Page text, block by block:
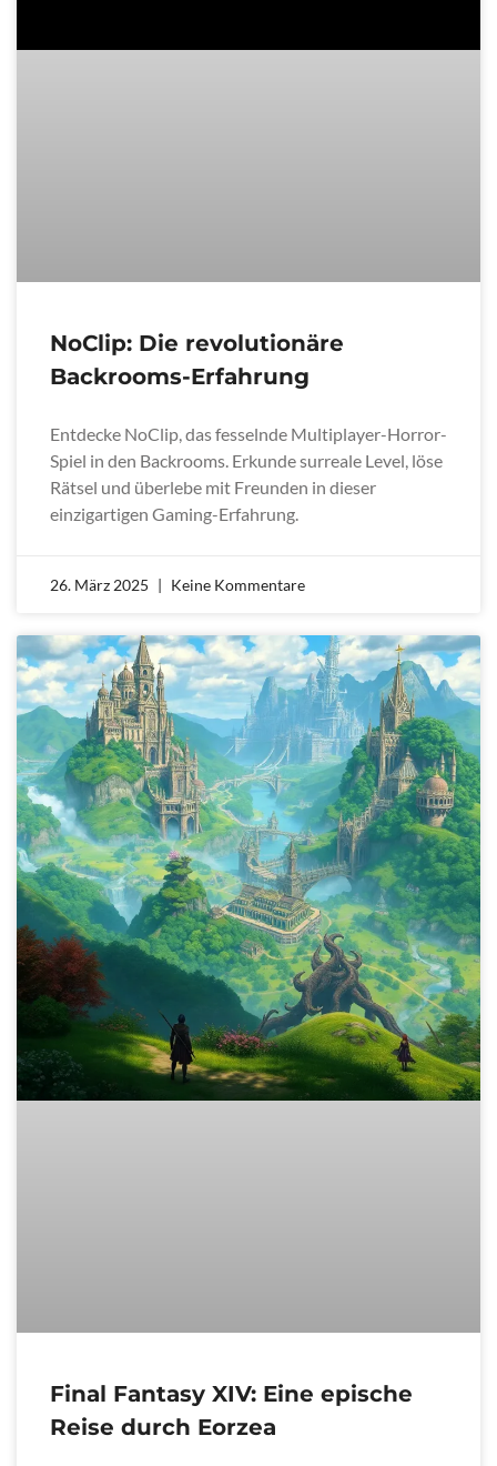
NoClip: Die revolutionäre
Backrooms-Erfahrung
Entdecke NoClip, das fesselnde Multiplayer-Horror-
Spiel in den Backrooms. Erkunde surreale Level, löse
Rätsel und überlebe mit Freunden in dieser
einzigartigen Gaming-Erfahrung.
26. März 2025 Keine Kommentare
Final Fantasy XIV: Eine epische
Reise durch Eorzea